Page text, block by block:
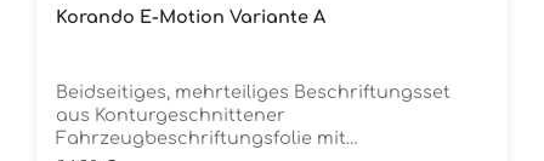
Korando E-Motion Variante A
Beidseitiges, mehrteiliges Beschriftungsset
aus Konturgeschnittener
Fahrzeugbeschriftungsfolie mit